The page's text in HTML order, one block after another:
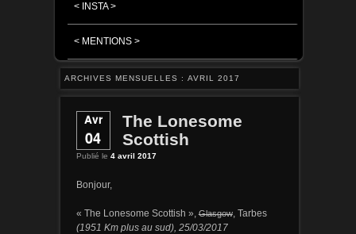
< INSTA >
< MENTIONS >
ARCHIVES MENSUELLES : AVRIL 2017
Avr
04
The Lonesome
Scottish
Publié le 4 avril 2017
Bonjour,
« The Lonesome Scottish »,Glasgow, Tarbes
(1951 Km plus au sud), 25/03/2017